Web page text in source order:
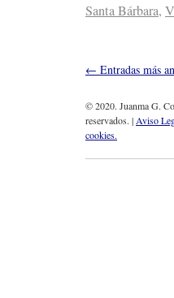
Santa Bárbara,
← Entradas más
© 2020. Juanma G.
reservados. | Aviso
cookies.